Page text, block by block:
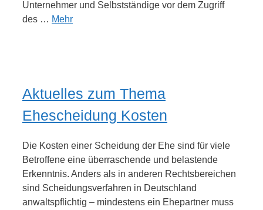
Unternehmer und Selbstständige vor dem Zugriff
des … Mehr
Aktuelles zum Thema
Ehescheidung Kosten
Die Kosten einer Scheidung der Ehe sind für viele
Betroffene eine überraschende und belastende
Erkenntnis. Anders als in anderen Rechtsbereichen
sind Scheidungsverfahren in Deutschland
anwaltspflichtig – mindestens ein Ehepartner muss